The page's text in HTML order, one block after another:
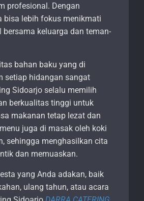
profesional. Dengan
bisa lebih fokus menikmati
bersama keluarga dan teman-
bahan baku yang di
setiap hidangan sangat
Sidoarjo selalu memilih
berkualitas tinggi untuk
makanan tetap lezat dan
juga di masak oleh koki
sehingga menghasilkan cita
dan memuaskan.
yang Anda adakan, baik
ulang tahun, atau acara